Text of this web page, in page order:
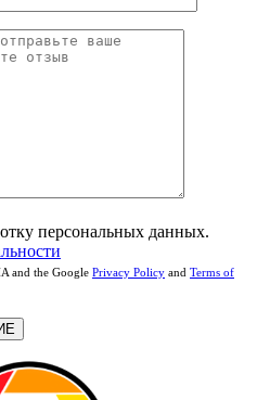
персональных данных.
and the Google Privacy Policy and Terms of